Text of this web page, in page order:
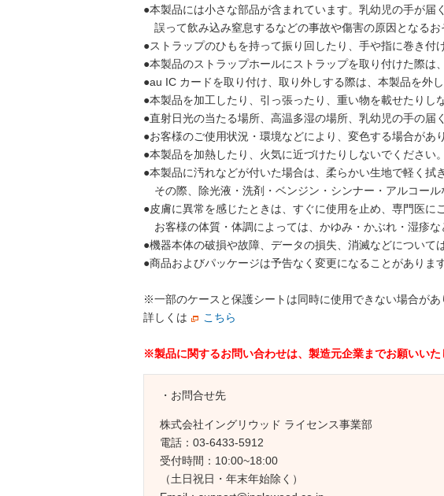
●本製品には小さな部品が含まれています。乳幼児の手が届
誤って飲み込み窒息するなどの事故や傷害の原因となるお
●ストラップのひもを持って振り回したり、手や指に巻き付
●本製品のストラップホールにストラップを取り付けた際は
●au IC カードを取り付け、取り外しする際は、本製品を外し
●本製品を加工したり、引っ張ったり、重い物を載せたりし
●直射日光の当たる場所、高温多湿の場所、乳幼児の手の届
●お客様のご使用状況・環境などにより、変色する場合があ
●本製品を加熱したり、火気に近づけたりしないでください
●本製品に汚れなどが付いた場合は、柔らかい生地で軽く拭
その際、除光液・洗剤・ベンジン・シンナー・アルコー
●皮膚に異常を感じたときは、すぐに使用を止め、専門医に
お客様の体質・体調によっては、かゆみ・かぶれ・湿疹な
●機器本体の破損や故障、データの損失、消滅などについて
●商品およびパッケージは予告なく変更になることがあります
※一部のケースと保護シートは同時に使用できない場合が
詳しくは
こちら
※製品に関するお問い合わせは、製造元企業までお願いいた
・お問合せ先
株式会社イングリウッド ライセンス事業部
電話：03-6433-5912
受付時間：10:00~18:00
（土日祝日・年末年始除く）